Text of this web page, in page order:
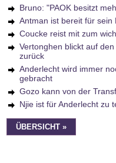
Bruno: "PAOK besitzt
Antman ist bereit für sein
Coucke reist mit zum
Vertonghen blickt auf
zurück
Anderlecht wird immer
gebracht
Gozo kann von der
Njie ist für Anderlecht zu
ÜBERSICHT »